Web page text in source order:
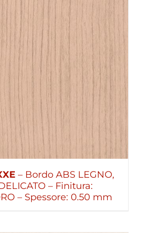
– Bordo ABS LEGNO,
– Finitura:
– Spessore: 0.50 mm